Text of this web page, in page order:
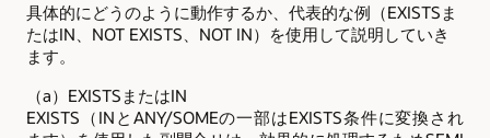
具体的にどうのように動作するか、代表的な例（EXISTSま
たはIN、NOT EXISTS、NOT IN）を使用して説明していき
ます。
（a）EXISTSまたはIN
EXISTS（INとANY/SOMEの一部はEXISTS条件に変換され